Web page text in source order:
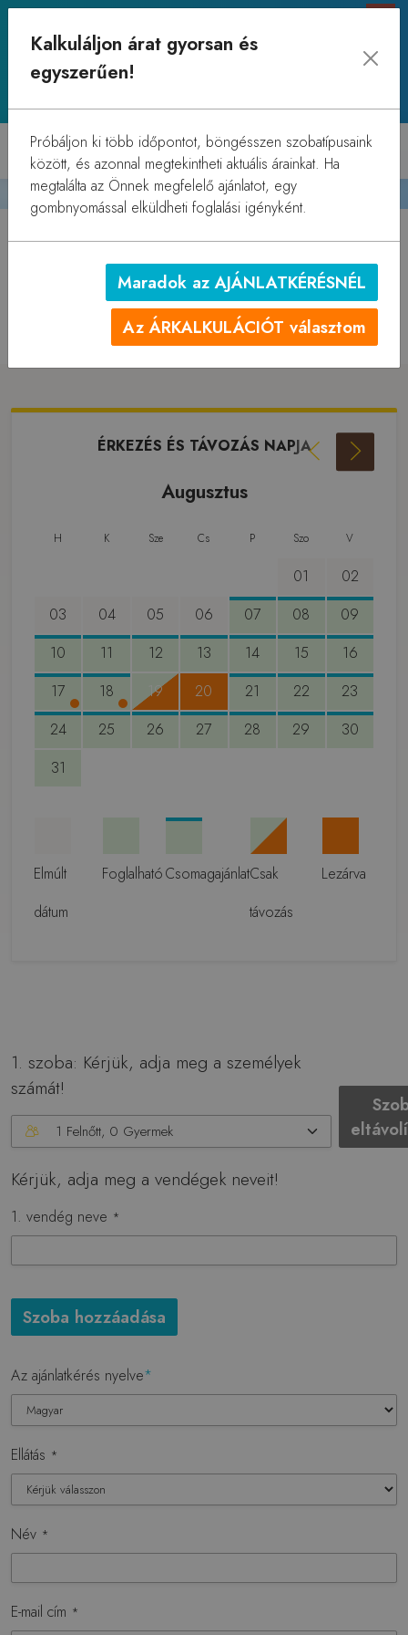
+36 84 506 970
+36 30 517 4191
info@balatonhotelsiofok.hu
8600 Siófok, Petőfi sétány 9.
AJÁNLATKÉRÉS
Kérje egyedi ajánlatunkat!
A megadott információk alapján kollégáink elküldik Önnek
e-mailben szállodánk személyre szóló, egyedi árajánlatát.
ÉRKEZÉS ÉS TÁVOZÁS NAPJA
Augusztus
H K Sze Cs P Szo V
01
02
03
04 05 06 07 08
09
10
11 12 13 14 15
16
17
18 19 20 21 22
23
24
25 26 27 28 29
30
31
Elmúlt
dátum
FoglalhatóCsomagajánlatCsak
távozás
Lezárva
1. szoba: Kérjük, adja meg a személyek
számát!
1 Felnőtt, 0 Gyermek
Kérjük, adja meg a vendégek neveit!
1. vendég neve *
Szoba hozzáadása
Az ajánlatkérés nyelve*
Ellátás *
Név *
E-mail cím *
Kalkuláljon árat gyorsan és
egyszerűen!
Próbáljon ki több időpontot, böngésszen szobatípusaink
között, és azonnal megtekintheti aktuális árainkat. Ha
megtalálta az Önnek megfelelő ajánlatot, egy
gombnyomással elküldheti foglalási igényként.
Maradok az AJÁNLATKÉRÉSNÉL
Az ÁRKALKULÁCIÓT választom